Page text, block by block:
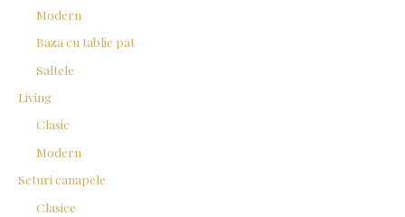
Modern
Baza cu tablie pat
Saltele
Living
Clasic
Modern
Seturi canapele
Clasice